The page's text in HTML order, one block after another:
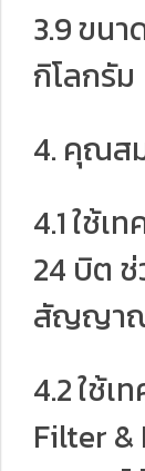
3.9 ขนา
กิโลกรัม
4. คุณส
4.1 ใช้เ
24 บิต ช่
สัญญา
4.2 ใช้เ
Filter &